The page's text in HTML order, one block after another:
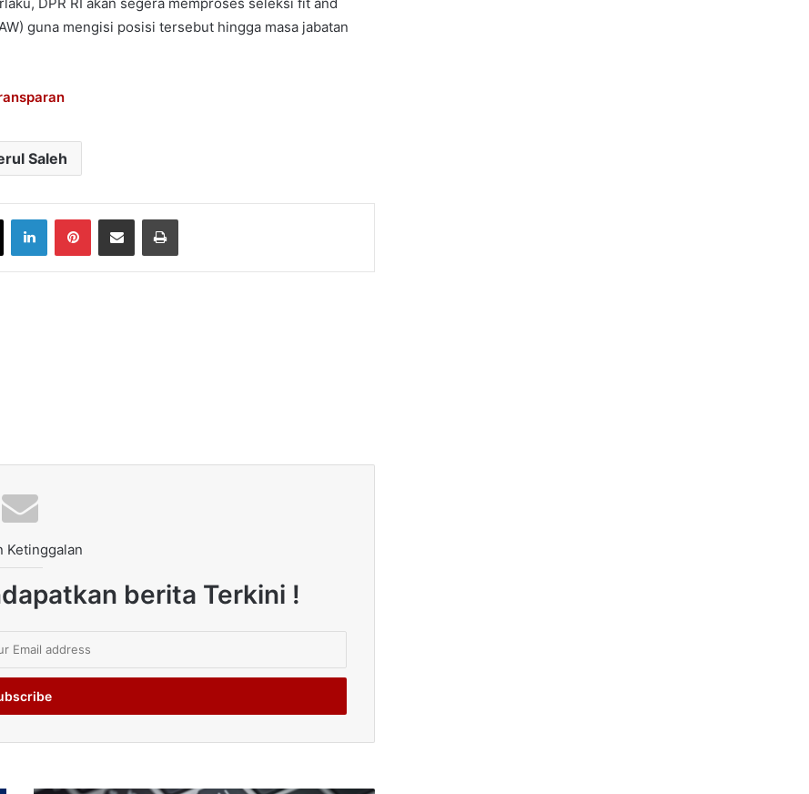
guna mengisi posisi tersebut hingga masa jabatan
Saleh
X LinkedInPinterestShare via Email Print
Ketinggalan
berita Terkini !